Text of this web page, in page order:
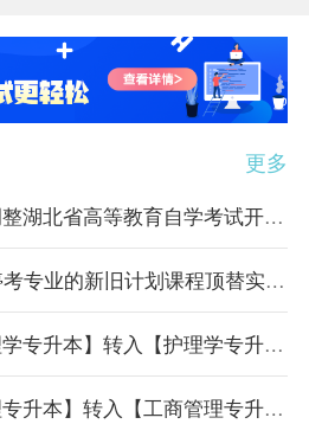
更多
省教育考试院关于调整湖北省高等教育自学考试开考专业考试计划的通告
湖北自考关于20个停考专业的新旧计划课程顶替实施方案
湖北自考【社区护理学专升本】转入【护理学专升本】专业课程顶替表
湖北自考【物流管理专升本】转入【工商管理专升本】专业课程顶替表